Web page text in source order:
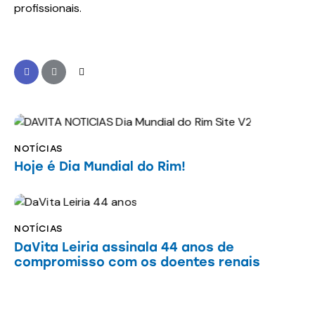
profissionais.
NOTÍCIAS
Hoje é Dia Mundial do Rim!
NOTÍCIAS
DaVita Leiria assinala 44 anos de
compromisso com os doentes renais